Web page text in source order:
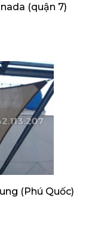
(quận 7)
(Phú Quốc)